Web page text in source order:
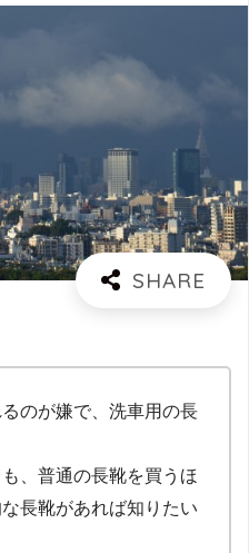
のが嫌で、洗車用の長
、普通の長靴を買うほ
長靴があれば知りたい